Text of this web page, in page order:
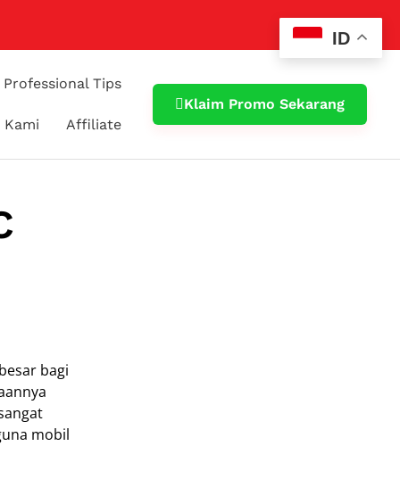
Professional Tips
Kami Affiliate
Klaim Promo Sekarang
bagi
mobil
ID